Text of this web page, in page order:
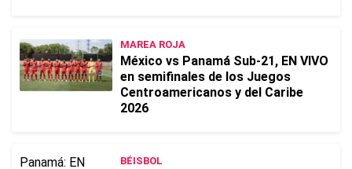
MAREA ROJA
México vs Panamá Sub-21, EN VIVO
en semifinales de los Juegos
Centroamericanos y del Caribe
2026
BÉISBOL